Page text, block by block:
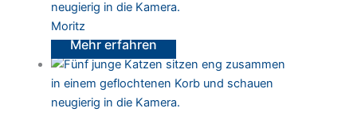
Moritz